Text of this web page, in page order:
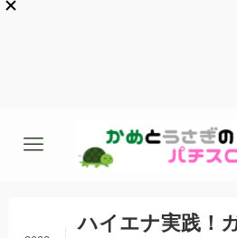
ハイエナ実践！